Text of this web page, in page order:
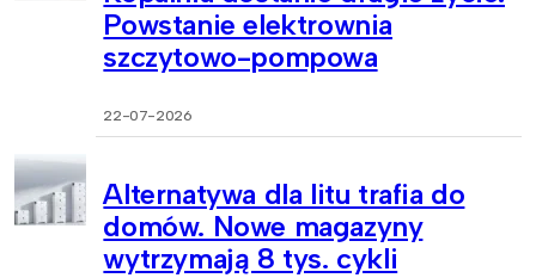
Powstanie elektrownia
szczytowo-pompowa
22-07-2026
Alternatywa dla litu trafia do
domów. Nowe magazyny
wytrzymają 8 tys. cykli